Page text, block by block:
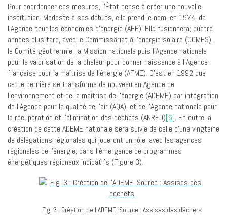
Pour coordonner ces mesures, l’État pense à créer une nouvelle
institution. Modeste à ses débuts, elle prend le nom, en 1974, de
l’Agence pour les économies d’énergie (AEE). Elle fusionnera, quatre
années plus tard, avec le Commissariat à l’énergie solaire (COMES),
le Comité géothermie, la Mission nationale puis l’Agence nationale
pour la valorisation de la chaleur pour donner naissance à l’Agence
française pour la maîtrise de l’énergie (AFME). C’est en 1992 que
cette dernière se transforme de nouveau en Agence de
l’environnement et de la maîtrise de l’énergie (ADEME) par intégration
de l’Agence pour la qualité de l’air (AQA), et de l’Agence nationale pour
la récupération et l’élimination des déchets (ANRED)[6]. En outre la
création de cette ADEME nationale sera suivie de celle d’une vingtaine
de délégations régionales qui joueront un rôle, avec les agences
régionales de l’énergie, dans l’émergence de programmes
énergétiques régionaux indicatifs (Figure 3).
Fig. 3 : Création de l'ADEME. Source : Assises des déchets